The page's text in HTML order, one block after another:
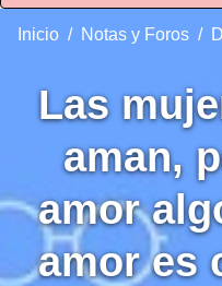
Inicio Notas y Foros
Las
aman,
amor
amor es